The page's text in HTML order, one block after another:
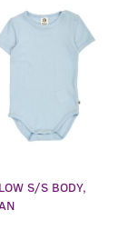
S/S BODY,